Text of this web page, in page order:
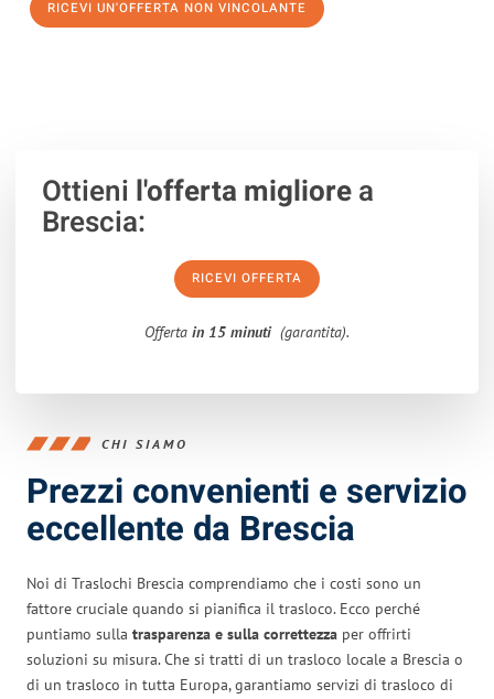
RICEVI UN'OFFERTA NON VINCOLANTE
Ottieni l'offerta migliorea
Brescia:
RICEVI OFFERTA
Offerta in 15 minuti (garantita).
CHI SIAMO
Prezzi convenienti e servizio
eccellente da Brescia
Noi di Traslochi Brescia comprendiamo che i costi sono un
fattore cruciale quando si pianifica il trasloco. Ecco perché
puntiamo sulla trasparenza e sulla correttezza per offrirti
soluzioni su misura. Che si tratti di un trasloco locale a Brescia o
di un trasloco in tutta Europa, garantiamo servizi di trasloco di